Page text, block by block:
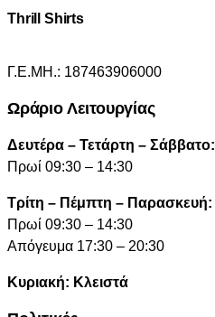
Thrill Shirts
Γ.Ε.ΜΗ.: 187463906000
Ωράριο Λειτουργίας
Δευτέρα – Τετάρτη – Σάββατο:
Πρωί 09:30 – 14:30
Τρίτη – Πέμπτη – Παρασκευή:
Πρωί 09:30 – 14:30
Απόγευμα 17:30 – 20:30
Κυριακή: Κλειστά